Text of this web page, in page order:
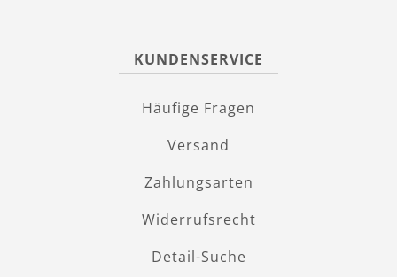
KUNDENSERVICE
Häufige Fragen
Versand
Zahlungsarten
Widerrufsrecht
Detail-Suche